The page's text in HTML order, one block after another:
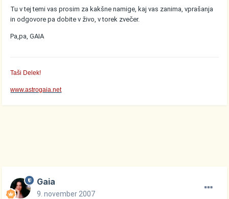
Tu v tej temi vas prosim za kakšne namige, kaj vas zanima, vprašanja
in odgovore pa dobite v živo, v torek zvečer.
Pa,pa, GAIA
Taši Delek!
www.astrogaia.net
Gaia
9. november 2007